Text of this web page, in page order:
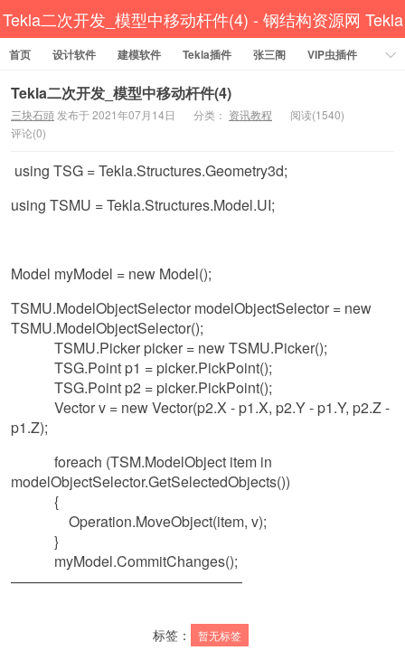
Tekla二次开发_模型中移动杆件(4) - 钢结构资源网 Tekla
插件 CAD工具 犀牛GH汉化 套料
首页 设计软件 建模软件 Tekla插件 张三阁
VIP虫插件
CAD插件
定尺提料 贱人工具箱 工程辅助
资讯教程
工程模型 关于网站
Tekla二次开发_模型中移动杆件(4)
三块石頭 发布于 2021年07月14日 分类： 资讯教程
阅读(1540)
评论(0)
using TSG = Tekla.Structures.Geometry3d;
using TSMU = Tekla.Structures.Model.UI;
Model myModel = new Model();
TSMU.ModelObjectSelector modelObjectSelector = new
TSMU.ModelObjectSelector();
TSMU.Picker picker = new TSMU.Picker();
TSG.Point p1 = picker.PickPoint();
TSG.Point p2 = picker.PickPoint();
Vector v = new Vector(p2.X - p1.X, p2.Y - p1.Y, p2.Z -
p1.Z);
foreach (TSM.ModelObject item in
modelObjectSelector.GetSelectedObjects())
{
Operation.MoveObject(item, v);
}
myModel.CommitChanges();
————————————————
标签： 暂无标签